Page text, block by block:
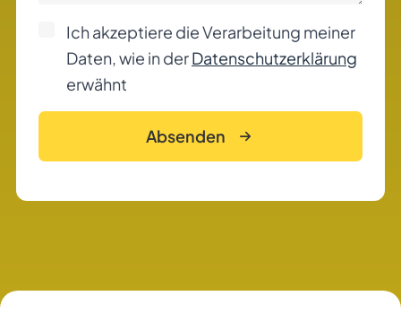
Ich akzeptiere die Verarbeitung meiner
Daten, wie in derDatenschutzerklärung
erwähnt
Absenden